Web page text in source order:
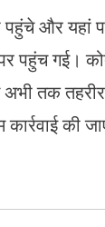
और यहां पर
पहुंच गई।
तक
की